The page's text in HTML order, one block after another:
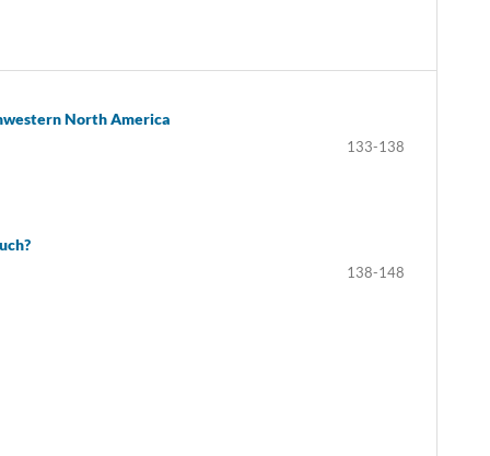
North America
133-138
138-148